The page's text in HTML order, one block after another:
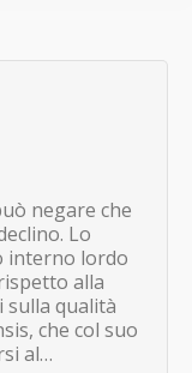
negare che
Lo
interno lordo
alla
sulla qualità
che col suo
al…